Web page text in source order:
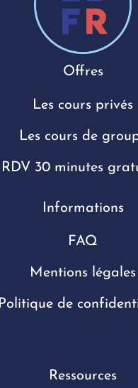
Offres
Les cours privés
Les cours de
RDV 30 minutes
Informations
FAQ
Mentions légales
Politique de
Ressources